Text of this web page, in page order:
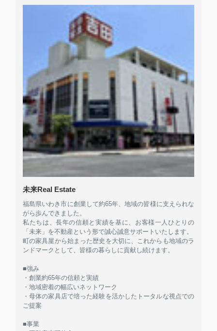
未来Real Estate
福島県いわき市に創業して約65年、地域の皆様に支えられな
がら歩んできました。
私たちは、長年の信頼と実績を基に、お客様一人ひとりの
「未来」を不動産という形で誠心誠意サポートいたします。
町の家具屋から始まった歴史を大切に、これからも地域のラ
ンドマークとして、皆様の暮らしに貢献し続けます。
■強み
・創業約65年の信頼と実績
・地域密着の幅広いネットワーク
・母体の家具店で培った経験を活かしたトータルな視点での
ご提案
■事業